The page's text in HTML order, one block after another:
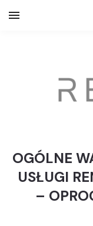
OGÓLNE
USŁUGI
–